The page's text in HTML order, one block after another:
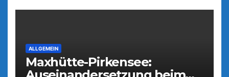
ALLGEMEIN
Maxhütte-Pirkensee: